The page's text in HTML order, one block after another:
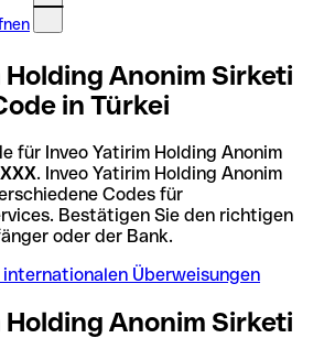
Holding Anonim Sirketi
in Türkei
für Inveo Yatirim Holding Anonim
. Inveo Yatirim Holding Anonim
Codes für
Bestätigen Sie den richtigen
oder der Bank.
internationalen Überweisungen
Holding Anonim Sirketi